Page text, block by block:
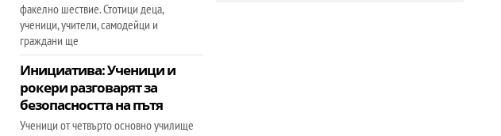
факелно шествие. Стотици деца,
ученици, учители, самодейци и
граждани ще
Инициатива: Ученици и
рокери разговарят за
безопасността на пътя
Ученици от четвърто основно училище